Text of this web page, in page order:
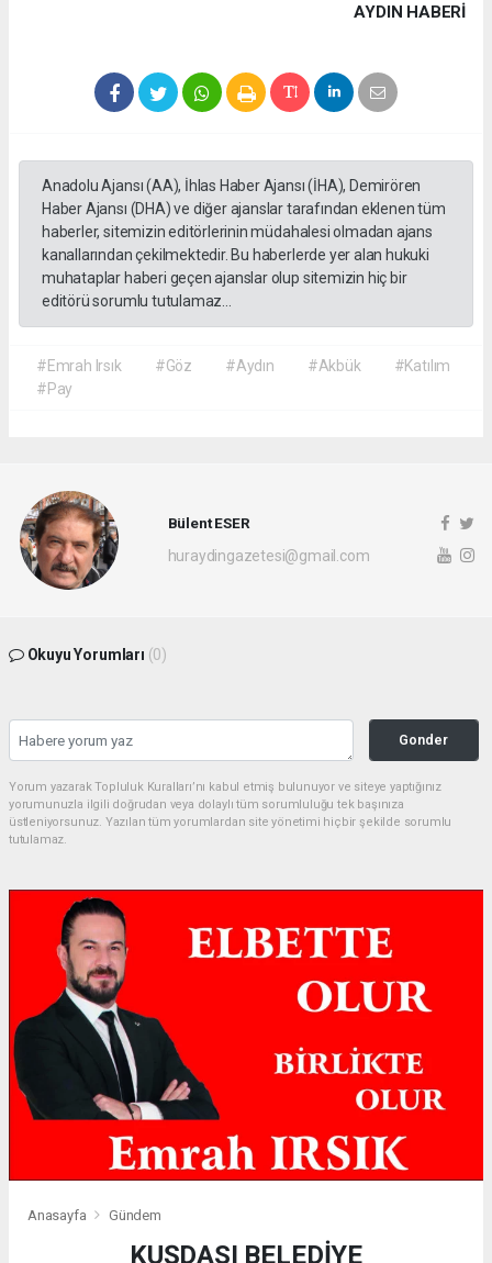
AYDIN HABERİ
Anadolu Ajansı (AA), İhlas Haber Ajansı (İHA), Demirören
Haber Ajansı (DHA) ve diğer ajanslar tarafından eklenen tüm
haberler, sitemizin editörlerinin müdahalesi olmadan ajans
kanallarından çekilmektedir. Bu haberlerde yer alan hukuki
muhataplar haberi geçen ajanslar olup sitemizin hiç bir
editörü sorumlu tutulamaz...
#Emrah Irsık #Göz #Aydın #Akbük
#Katılım
#Pay
Bülent ESER
huraydingazetesi@gmail.com
Okuyu Yorumları (0)
Gonder
Yorum yazarak Topluluk Kuralları’nı kabul etmiş bulunuyor ve siteye yaptığınız
yorumunuzla ilgili doğrudan veya dolaylı tüm sorumluluğu tek başınıza
üstleniyorsunuz. Yazılan tüm yorumlardan site yönetimi hiçbir şekilde sorumlu
tutulamaz.
Anasayfa Gündem
KUŞDASI BELEDİYE